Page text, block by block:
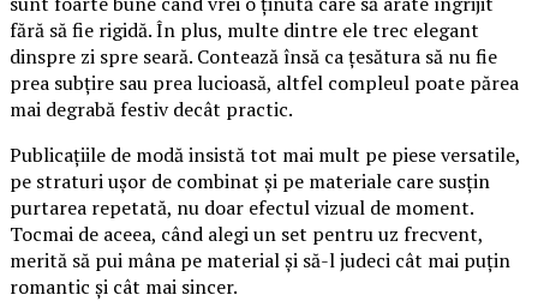
fără să fie rigidă. În plus, multe dintre ele trec elegant
dinspre zi spre seară. Contează însă ca țesătura să nu fie
prea subțire sau prea lucioasă, altfel compleul poate părea
mai degrabă festiv decât practic.
Publicațiile de modă insistă tot mai mult pe piese versatile,
pe straturi ușor de combinat și pe materiale care susțin
purtarea repetată, nu doar efectul vizual de moment.
Tocmai de aceea, când alegi un set pentru uz frecvent,
merită să pui mâna pe material și să-l judeci cât mai puțin
romantic și cât mai sincer.